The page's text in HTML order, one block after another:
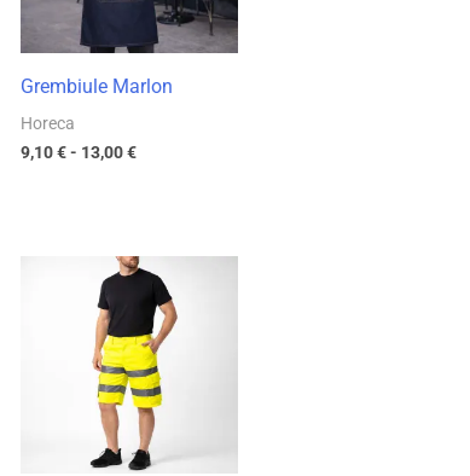
Grembiule Marlon
Horeca
9,10€- 13,00€
Fascia
prezzo:
da
14,17 €
a
20,24 €